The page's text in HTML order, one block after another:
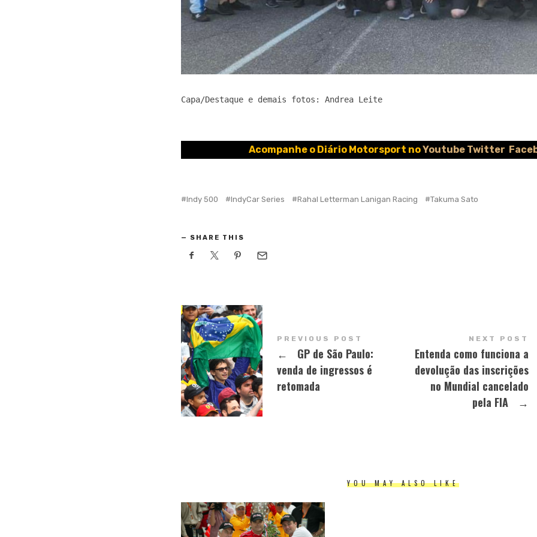
Capa/Destaque e demais fotos: Andrea Leite
Acompanhe o Diário Motorsport noYoutube Twitter
Indy 500 IndyCar Series Rahal Letterman Lanigan Racing Takuma Sato
SHARE THIS
PREVIOUS POST
←
GP de São Paulo:
venda de ingressos é
retomada
NEXT POST
Entenda como funciona a
devolução das inscrições
no Mundial cancelado
pela FIA
→
YOU MAY ALSO LIKE